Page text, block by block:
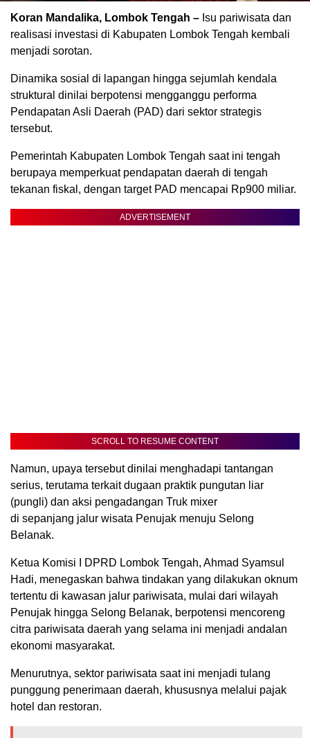
Koran Mandalika, Lombok Tengah – Isu pariwisata dan
realisasi investasi di Kabupaten Lombok Tengah kembali
menjadi sorotan.
Dinamika sosial di lapangan hingga sejumlah kendala
struktural dinilai berpotensi mengganggu performa
Pendapatan Asli Daerah (PAD) dari sektor strategis
tersebut.
Pemerintah Kabupaten Lombok Tengah saat ini tengah
berupaya memperkuat pendapatan daerah di tengah
tekanan fiskal, dengan target PAD mencapai Rp900 miliar.
ADVERTISEMENT
SCROLL TO RESUME CONTENT
Namun, upaya tersebut dinilai menghadapi tantangan
serius, terutama terkait dugaan praktik pungutan liar
(pungli) dan aksi pengadangan Truk mixer
di sepanjang jalur wisata Penujak menuju Selong
Belanak.
Ketua Komisi I DPRD Lombok Tengah, Ahmad Syamsul
Hadi, menegaskan bahwa tindakan yang dilakukan oknum
tertentu di kawasan jalur pariwisata, mulai dari wilayah
Penujak hingga Selong Belanak, berpotensi mencoreng
citra pariwisata daerah yang selama ini menjadi andalan
ekonomi masyarakat.
Menurutnya, sektor pariwisata saat ini menjadi tulang
punggung penerimaan daerah, khususnya melalui pajak
hotel dan restoran.